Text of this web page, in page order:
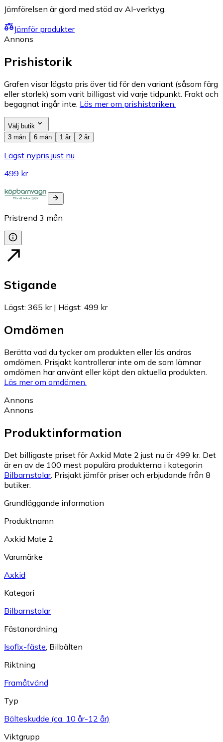
Jämförelsen är gjord med stöd av AI-verktyg.
Jämför produkter
Annons
Prishistorik
Grafen visar lägsta pris över tid för den variant (såsom färg
eller storlek) som varit billigast vid varje tidpunkt. Frakt och
begagnat ingår inte. Läs mer om prishistoriken.
Välj butik
3 mån
6 mån 1 år 2 år
Lägst nypris just nu
499 kr
Pristrend 3 mån
Stigande
Lägst: 365 kr| Högst: 499 kr
Omdömen
Berätta vad du tycker om produkten eller läs andras
omdömen. Prisjakt kontrollerar inte om de som lämnar
omdömen har använt eller köpt den aktuella produkten.
Läs mer om omdömen.
Annons
Annons
Produktinformation
Det billigaste priset för Axkid Mate 2 just nu är 499 kr. Det
är en av de 100 mest populära produkterna i kategorin
Bilbarnstolar. Prisjakt jämför priser och erbjudande från 8
butiker.
Grundläggande information
Produktnamn
Axkid Mate 2
Varumärke
Axkid
Kategori
Bilbarnstolar
Fästanordning
Isofix-fäste Bilbälten
Riktning
Framåtvänd
Typ
Bälteskudde (ca. 10 år-12 år)
Viktgrupp